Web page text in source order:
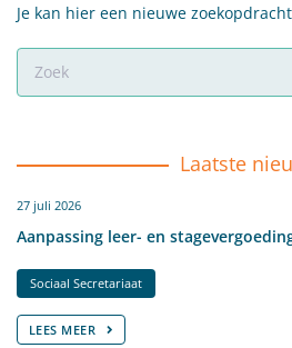
Je kan hier een nieuwe
Laatste
27 juli 2026
Aanpassing leer- en
Sociaal Secretariaat
LEES MEER